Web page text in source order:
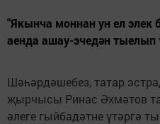
"Якынча моннан ун ел элек
аенда ашау-эчедән
Шәһәрдәшебез, татар
җырчысы Ринас Әхмәтов та
әлеге гыйбадәтне үтәргә